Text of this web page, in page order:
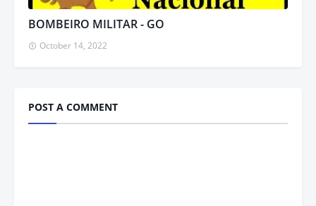
BOMBEIRO MILITAR - GO
October 14, 2022
POST A COMMENT